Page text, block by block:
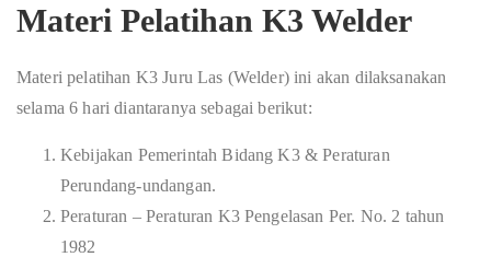
Materi Pelatihan K3 Welder
Materi pelatihan K3 Juru Las (Welder) ini akan dilaksanakan
selama 6 hari diantaranya sebagai berikut:
Kebijakan Pemerintah Bidang K3 & Peraturan
Perundang-undangan.
Peraturan – Peraturan K3 Pengelasan Per. No. 2 tahun
1982